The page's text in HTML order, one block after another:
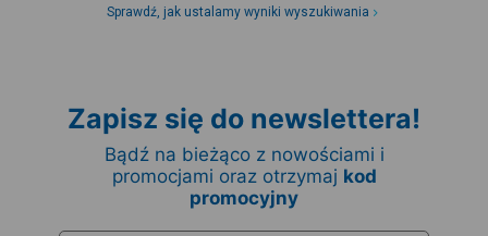
Sprawdź, jak ustalamy wyniki wyszukiwania
Zapisz się do newslettera!
Bądź na bieżąco z nowościami i
promocjami oraz otrzymaj kod
promocyjny